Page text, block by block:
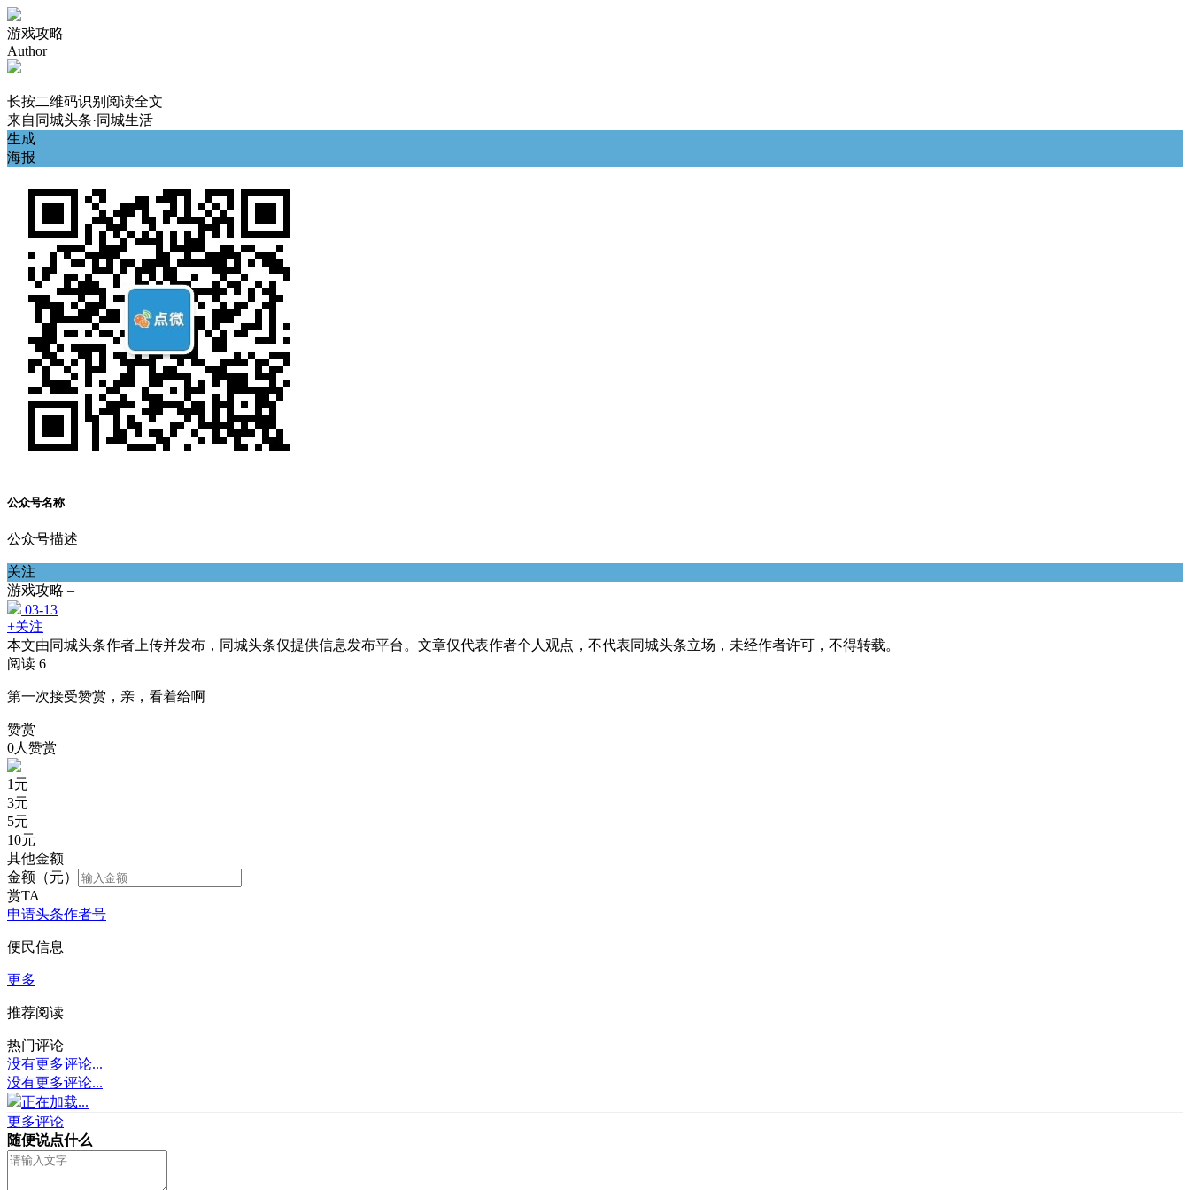
游戏攻略 –
Author
长按二维码识别阅读全文
来自 同城头条·同城生活
生成
海报
公众号名称
公众号描述
关注
游戏攻略 –
03-13
+关注
本文由同城头条作者上传并发布，同城头条仅提供信息发布平台。文章仅代表作者个人观点，不代表同城头条立场，未经作者许可，不得转载。
阅读 6
第一次接受赞赏，亲，看着给啊
赞赏
0人赞赏
1 元
3元
5元
10元
其他金额
金额（元）
赏TA
申请头条作者号
便民信息
更多
推荐阅读
热门评论
没有更多评论...
没有更多评论...
正在加载...
更多评论
随便说点什么